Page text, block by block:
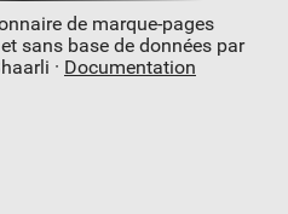
de marque-pages
sans base de données par
· Documentation